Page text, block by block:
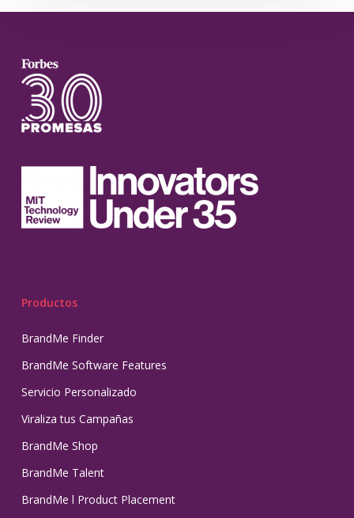
Productos
BrandMe Finder
BrandMe Software Features
Servicio Personalizado
Viraliza tus Campañas
BrandMe Shop
BrandMe Talent
BrandMe l Product Placement